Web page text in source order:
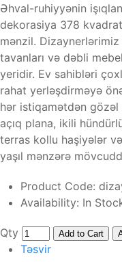
Əhval-ruhiyyənin
dekorasiya 378
mənzil. Dizaynerlərimiz
tavanları və dəbli
yeridir. Ev sahibləri
rahat yerləşdirməyə
hər istiqamətdən
açıq plana, ikili
terras kollu haşiyələr
yaşıl mənzərə
Product Code:
Availability: In
Qty Add to Cart
Təsvir